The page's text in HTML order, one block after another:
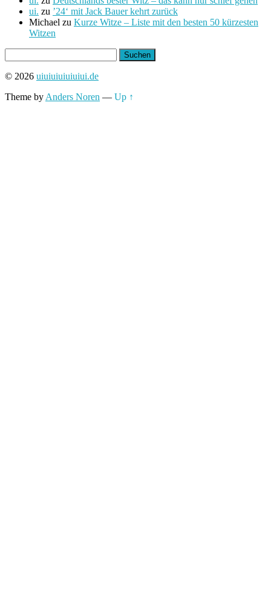
ui. zu ’24‘ mit Jack Bauer kehrt zurück
Michael zu Kurze Witze – Liste mit den besten 50 kürzesten
Witzen
nach:
© 2026 uiuiuiuiuiuiui.de
Theme by Anders Noren — Up ↑